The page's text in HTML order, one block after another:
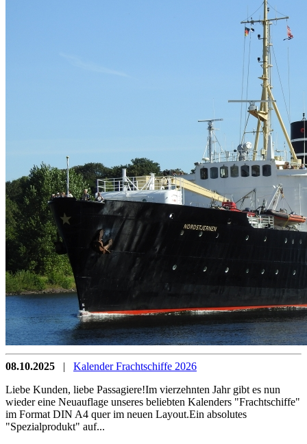
08.10.2025 | Kalender Frachtschiffe 2026
Liebe Kunden, liebe Passagiere!Im vierzehnten Jahr gibt es nun
wieder eine Neuauflage unseres beliebten Kalenders "Frachtschiffe"
im Format DIN A4 quer im neuen Layout.Ein absolutes
"Spezialprodukt" auf...